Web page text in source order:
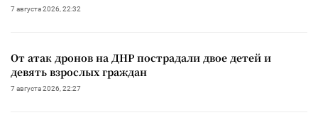
7 августа 2026, 22:32
От атак дронов на ДНР пострадали двое детей и
девять взрослых граждан
7 августа 2026, 22:27